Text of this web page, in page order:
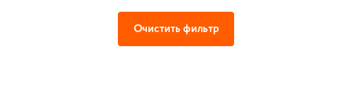
Очистить фильтр